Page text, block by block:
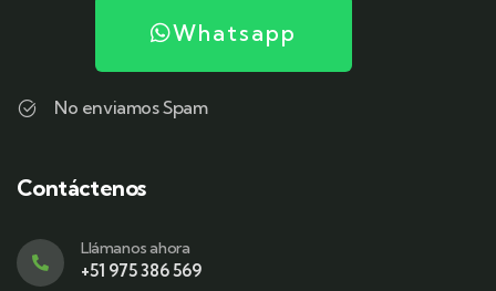
Whatsapp
No enviamos Spam
Contáctenos
Llámanos ahora
+51 975 386 569